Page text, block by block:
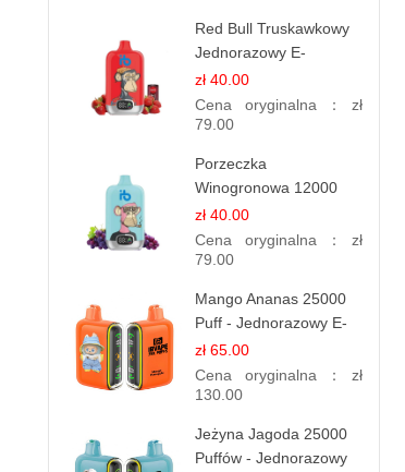
Red Bull Truskawkowy
Jednorazowy E-
papierosy | Energy
Drink Smak
zł 40.00
Cena oryginalna： zł
79.00
Porzeczka
Winogronowa 12000
Puffów | Jednorazowy
E-papieros | Owocowy
Miks
zł 40.00
Cena oryginalna： zł
79.00
Mango Ananas 25000
Puff - Jednorazowy E-
papieros | Egzotyczny
Smak
zł 65.00
Cena oryginalna： zł
130.00
Jeżyna Jagoda 25000
Puffów - Jednorazowy